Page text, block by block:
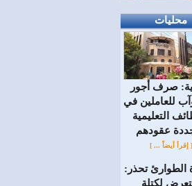
محليات
صرف أجور
للعاملين في
‏التعليمية
عقودهم
[ إقرأ أيضاً ... ]
الطوارئ تحذر:
تتعرض لكتلة